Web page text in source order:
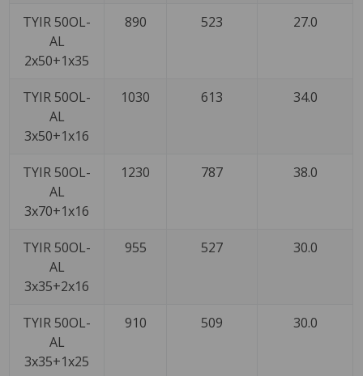
TYIR 50OL-
AL
2x50+1x35
890 523 27.0
TYIR 50OL-
AL
3x50+1x16
1030 613 34.0
TYIR 50OL-
AL
3x70+1x16
1230 787 38.0
TYIR 50OL-
AL
3x35+2x16
955 527 30.0
TYIR 50OL-
AL
3x35+1x25
910 509 30.0